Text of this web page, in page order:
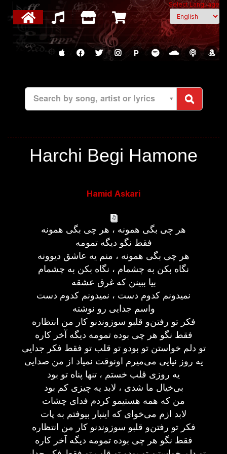
Select Language
P
Search by song, artist or lyrics
Harchi Begi Hamone
Hamid Askari
هر چی‌ بگی‌ همونه ، هر چی‌ بگی‌ همونه
فقط نگو دیگه تمومه
هر چی‌ بگی‌ همونه ، منم یه عاشق دیوونه
نگاه بکن به چشمام ، نگاه بکن به چشمام
بیا ببینن که غرق عشقه
نمیدونم کدوم دست ، نمیدونم کدوم دست
واسم جدایی رو نوشته
فکر تو رفتن‌و قلبو سوزوندنو کار من انتظاره
فقط نگو هر چی‌ بوده تمومه دیگه آخر کاره
تو دلم خواستن تو بودو تو قلب تو فقط فکر جدایی
یه روز نیایی می‌میرم اونوقت نمیاد از من صدایی
یه روزی قلب خستم ، تنها پناه تو بود
بی‌خیال ما شدی ، لابد یه چیزی کم بود
من که همه هستیمو کردم فدای چشات
لابد ازم می‌خوای که اینبار بیوفتم به پات
فکر تو رفتن‌و قلبو سوزوندنو کار من انتظاره
فقط نگو هر چی‌ بوده تمومه دیگه آخر کاره